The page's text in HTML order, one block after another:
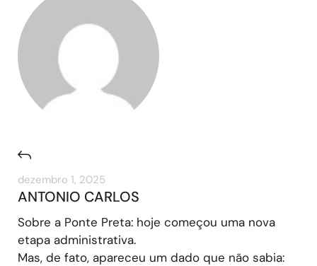
dezembro 1, 2025
ANTONIO CARLOS
Sobre a Ponte Preta: hoje começou uma nova
etapa administrativa.
Mas, de fato, apareceu um dado que não sabia: